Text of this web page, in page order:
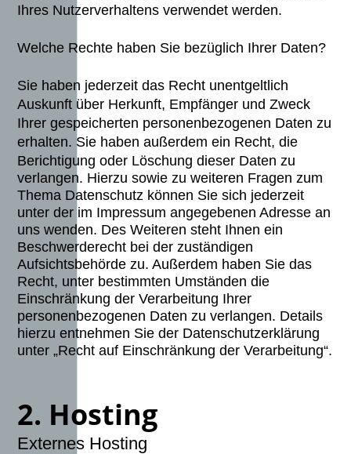
Ihres Nutzerverhaltens verwendet werden.
Welche Rechte haben Sie bezüglich Ihrer Daten?
Sie haben jederzeit das Recht unentgeltlich
Auskunft über Herkunft, Empfänger und Zweck
Ihrer gespeicherten personenbezogenen Daten zu
erhalten. Sie haben außerdem ein Recht, die
Berichtigung oder Löschung dieser Daten zu
verlangen. Hierzu sowie zu weiteren Fragen zum
Thema Datenschutz können Sie sich jederzeit
unter der im Impressum angegebenen Adresse an
uns wenden. Des Weiteren steht Ihnen ein
Beschwerderecht bei der zuständigen
Aufsichtsbehörde zu. Außerdem haben Sie das
Recht, unter bestimmten Umständen die
Einschränkung der Verarbeitung Ihrer
personenbezogenen Daten zu verlangen. Details
hierzu entnehmen Sie der Datenschutzerklärung
unter „Recht auf Einschränkung der Verarbeitung“.
2. Hosting
Externes Hosting